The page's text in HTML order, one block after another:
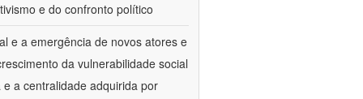
e do confronto político
e a emergência de novos atores e
da vulnerabilidade social
a centralidade adquirida por